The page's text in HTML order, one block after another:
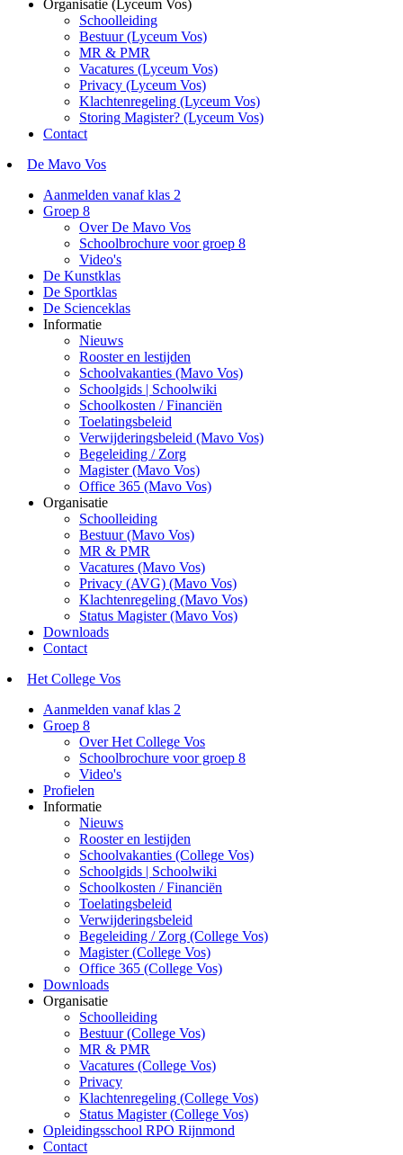
Organisatie (Lyceum Vos)
Schoolleiding
Bestuur (Lyceum Vos)
MR & PMR
Vacatures (Lyceum Vos)
Privacy (Lyceum Vos)
Klachtenregeling (Lyceum Vos)
Storing Magister? (Lyceum Vos)
Contact
De Mavo Vos
Aanmelden vanaf klas 2
Groep 8
Over De Mavo Vos
Schoolbrochure voor groep 8
Video's
De Kunstklas
De Sportklas
De Scienceklas
Informatie
Nieuws
Rooster en lestijden
Schoolvakanties (Mavo Vos)
Schoolgids | Schoolwiki
Schoolkosten / Financiën
Toelatingsbeleid
Verwijderingsbeleid (Mavo Vos)
Begeleiding / Zorg
Magister (Mavo Vos)
Office 365 (Mavo Vos)
Organisatie
Schoolleiding
Bestuur (Mavo Vos)
MR & PMR
Vacatures (Mavo Vos)
Privacy (AVG) (Mavo Vos)
Klachtenregeling (Mavo Vos)
Status Magister (Mavo Vos)
Downloads
Contact
Het College Vos
Aanmelden vanaf klas 2
Groep 8
Over Het College Vos
Schoolbrochure voor groep 8
Video's
Profielen
Informatie
Nieuws
Rooster en lestijden
Schoolvakanties (College Vos)
Schoolgids | Schoolwiki
Schoolkosten / Financiën
Toelatingsbeleid
Verwijderingsbeleid
Begeleiding / Zorg (College Vos)
Magister (College Vos)
Office 365 (College Vos)
Downloads
Organisatie
Schoolleiding
Bestuur (College Vos)
MR & PMR
Vacatures (College Vos)
Privacy
Klachtenregeling (College Vos)
Status Magister (College Vos)
Opleidingsschool RPO Rijnmond
Contact